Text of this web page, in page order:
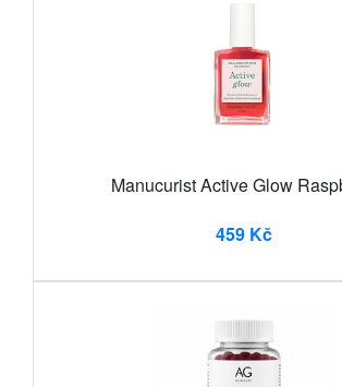
Manucurist Active Glow
459 Kč